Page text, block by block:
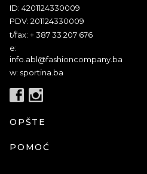
ID: 4201124330009
PDV: 201124330009
t/fax: + 387 33 207 676
e:
info.abl@fashioncompany.ba
w: sportina.ba
OPŠTE
POMOĆ